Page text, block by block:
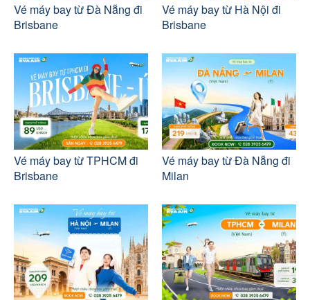
Vé máy bay từ Đà Nẵng đi
Brisbane
Vé máy bay từ Hà Nội đi
Brisbane
Vé máy bay từ TPHCM đi
Brisbane
Vé máy bay từ Đà Nẵng đi
Milan